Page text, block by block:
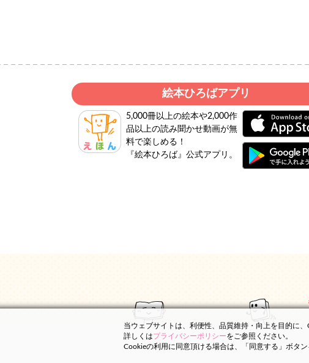
絵本ひろばアプリ
5,000冊以上の絵本や2,000作
品以上の読み聞かせ動画が無
料で楽しめる！
『絵本ひろば』公式アプリ。
当ウェブサイトは、利便性、品質維持・向上を目的に、
詳しくはプライバシーポリシーをご参照ください。
Cookieの利用に同意頂ける場合は、「同意する」ボタン